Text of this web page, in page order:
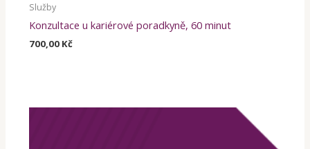
Služby
Konzultace u kariérové poradkyně, 60 minut
700,00 Kč